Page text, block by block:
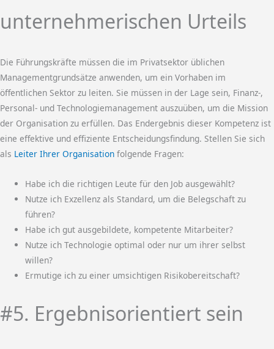
unternehmerischen Urteils
Die Führungskräfte müssen die im Privatsektor üblichen
Managementgrundsätze anwenden, um ein Vorhaben im
öffentlichen Sektor zu leiten. Sie müssen in der Lage sein, Finanz-,
Personal- und Technologiemanagement auszuüben, um die Mission
der Organisation zu erfüllen. Das Endergebnis dieser Kompetenz ist
eine effektive und effiziente Entscheidungsfindung. Stellen Sie sich
als Leiter Ihrer Organisation folgende Fragen:
Habe ich die richtigen Leute für den Job ausgewählt?
Nutze ich Exzellenz als Standard, um die Belegschaft zu
führen?
Habe ich gut ausgebildete, kompetente Mitarbeiter?
Nutze ich Technologie optimal oder nur um ihrer selbst
willen?
Ermutige ich zu einer umsichtigen Risikobereitschaft?
#5. Ergebnisorientiert sein